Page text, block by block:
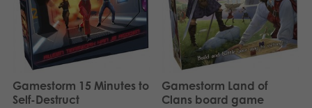
Gamestorm 15 Minutes to
Self-Destruct
Gamestorm Land of
Clans board game